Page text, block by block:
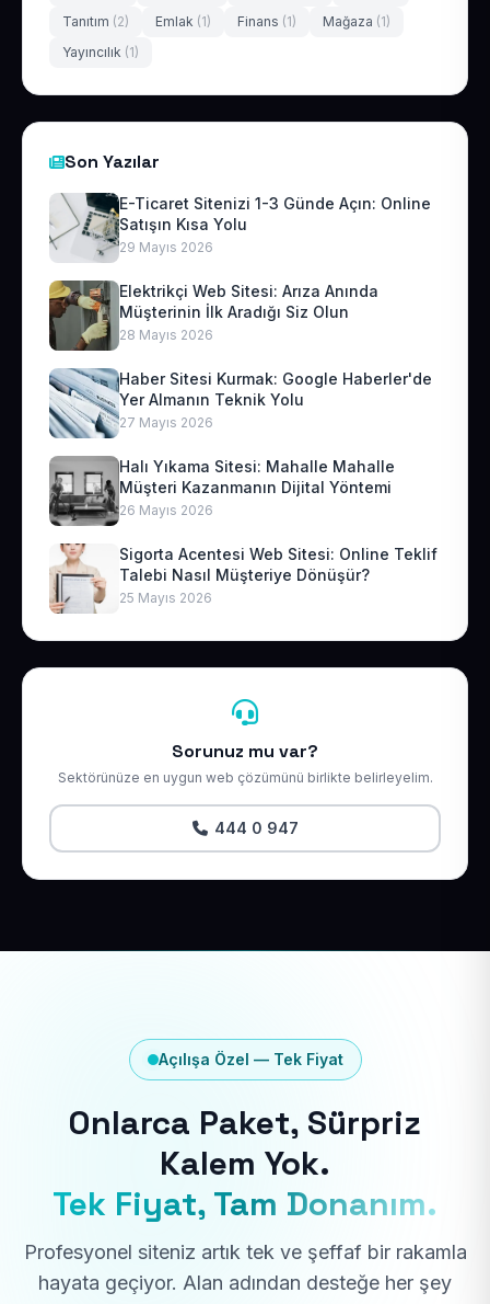
Tanıtım (2) Emlak (1) Finans (1) Mağaza (1)
Yayıncılık (1)
Son Yazılar
E-Ticaret Sitenizi 1-3 Günde Açın: Online
Satışın Kısa Yolu
29 Mayıs 2026
Elektrikçi Web Sitesi: Arıza Anında
Müşterinin İlk Aradığı Siz Olun
28 Mayıs 2026
Haber Sitesi Kurmak: Google Haberler'de
Yer Almanın Teknik Yolu
27 Mayıs 2026
Halı Yıkama Sitesi: Mahalle Mahalle
Müşteri Kazanmanın Dijital Yöntemi
26 Mayıs 2026
Sigorta Acentesi Web Sitesi: Online Teklif
Talebi Nasıl Müşteriye Dönüşür?
25 Mayıs 2026
Sorunuz mu var?
Sektörünüze en uygun web çözümünü birlikte belirleyelim.
444 0 947
Açılışa Özel — Tek Fiyat
Onlarca Paket, Sürpriz
Kalem Yok.
Tek Fiyat, Tam Donanım.
Profesyonel siteniz artık tek ve şeffaf bir rakamla
hayata geçiyor. Alan adından desteğe her şey